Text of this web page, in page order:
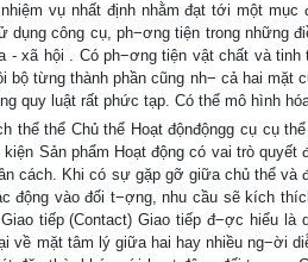
vụ nhất định nhằm đạt tới một
công cụ, ph−ơng tiện trong những
- xã hội . Có ph−ơng tiện vật chất và
bộ từng thành phần cũng nh− cả hai mặt
quy luật rất phức tạp. Có thể mô hình
thể thể Chủ thể Hoạt độnđộngg cụ cụ
Sản phẩm Hoạt động có vai trò
cách. Khi có sự gặp gỡ giữa chủ thể và
động vào đối t−ợng, nhu cầu sẽ kích
tiếp (Contact) Giao tiếp đ−ợc hiểu
về mặt tâm lý giữa hai hay nhiều ng−ời